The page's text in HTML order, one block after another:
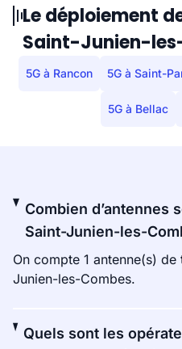
Le déploiement
Saint-Junien-
5G à Rancon 5G à Saint-
5G à Bellac
Combien d’antennes
Saint-Junien-les-
On compte 1 antenne(s)
Junien-les-Combes.
Quels sont les